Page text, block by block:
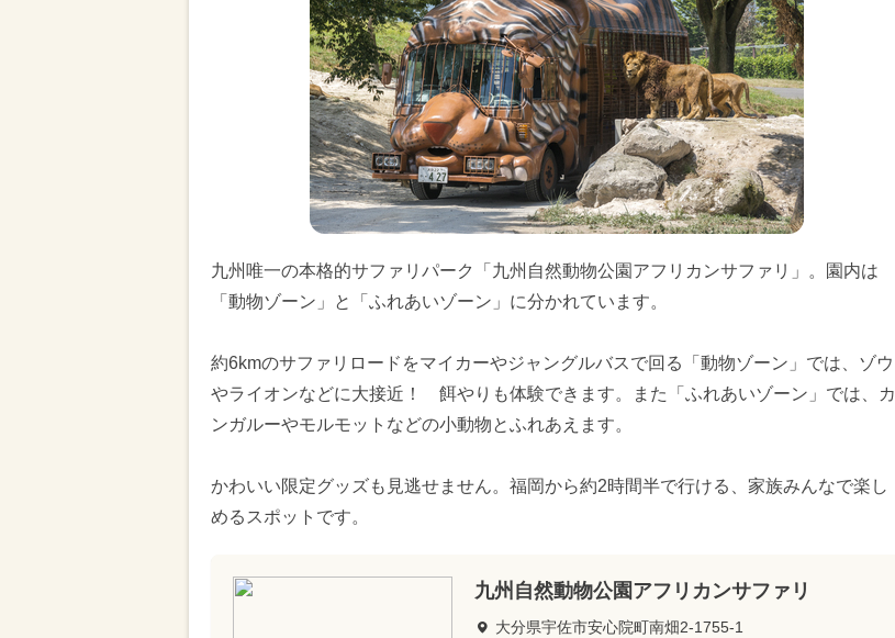
九州唯一の本格的サファリパーク「九州自然動物公園アフリカンサファリ」。園内は
「動物ゾーン」と「ふれあいゾーン」に分かれています。
約6kmのサファリロードをマイカーやジャングルバスで回る「動物ゾーン」では、ゾウ
やライオンなどに大接近！ 餌やりも体験できます。また「ふれあいゾーン」では、カ
ンガルーやモルモットなどの小動物とふれあえます。
かわいい限定グッズも見逃せません。福岡から約2時間半で行ける、家族みんなで楽し
めるスポットです。
九州自然動物公園アフリカンサファリ
大分県宇佐市安心院町南畑2-1755-1